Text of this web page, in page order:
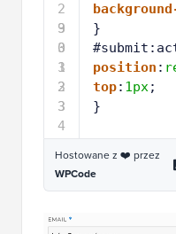
2
9
3
0
3
1
3
2
3
3
3
4
}
position :
top: 1px;
}
Hostowane z ❤️ przez
WPCode